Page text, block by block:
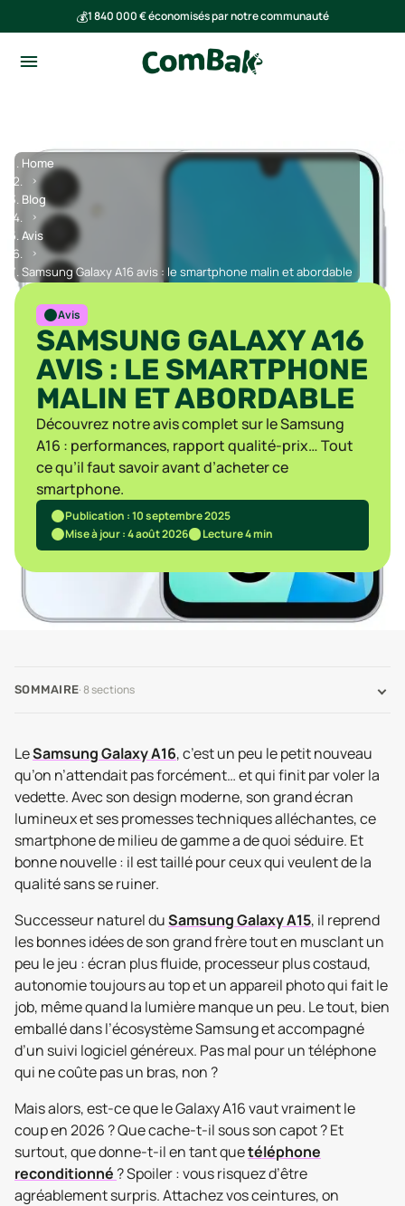
💰1 840 000 € économisés par notre communauté
Home
Blog
Avis
Samsung Galaxy A16 avis : le smartphone malin et abordable
Avis
SAMSUNG GALAXY A16
AVIS : LE SMARTPHONE
MALIN ET ABORDABLE
Découvrez notre avis complet sur le Samsung
A16 : performances, rapport qualité-prix… Tout
ce qu’il faut savoir avant d’acheter ce
smartphone.
Publication : 10 septembre 2025
Mise à jour : 4 août 2026
Lecture 4 min
SOMMAIRE·8sections
LeSamsung Galaxy A16, c’est un peu le petit nouveau
qu’on n’attendait pas forcément… et qui finit par voler la
vedette. Avec son design moderne, son grand écran
lumineux et ses promesses techniques alléchantes, ce
smartphone de milieu de gamme a de quoi séduire. Et
bonne nouvelle : il est taillé pour ceux qui veulent de la
qualité sans se ruiner.
Successeur naturel duSamsung Galaxy A15, il reprend
les bonnes idées de son grand frère tout en musclant un
peu le jeu : écran plus fluide, processeur plus costaud,
autonomie toujours au top et un appareil photo qui fait le
job, même quand la lumière manque un peu. Le tout, bien
emballé dans l’écosystème Samsung et accompagné
d’un suivi logiciel généreux. Pas mal pour un téléphone
qui ne coûte pas un bras, non ?
Mais alors, est-ce que le Galaxy A16 vaut vraiment le
coup en 2026 ? Que cache-t-il sous son capot ? Et
surtout, que donne-t-il en tant quetéléphone
reconditionné ? Spoiler : vous risquez d’être
agréablement surpris. Attachez vos ceintures, on